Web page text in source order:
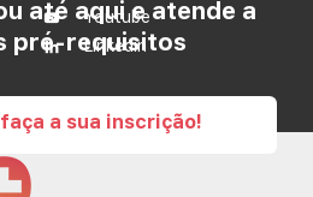
até aqui e atende a
pré-requisitos
a sua inscrição!
Youtube
Linkedin